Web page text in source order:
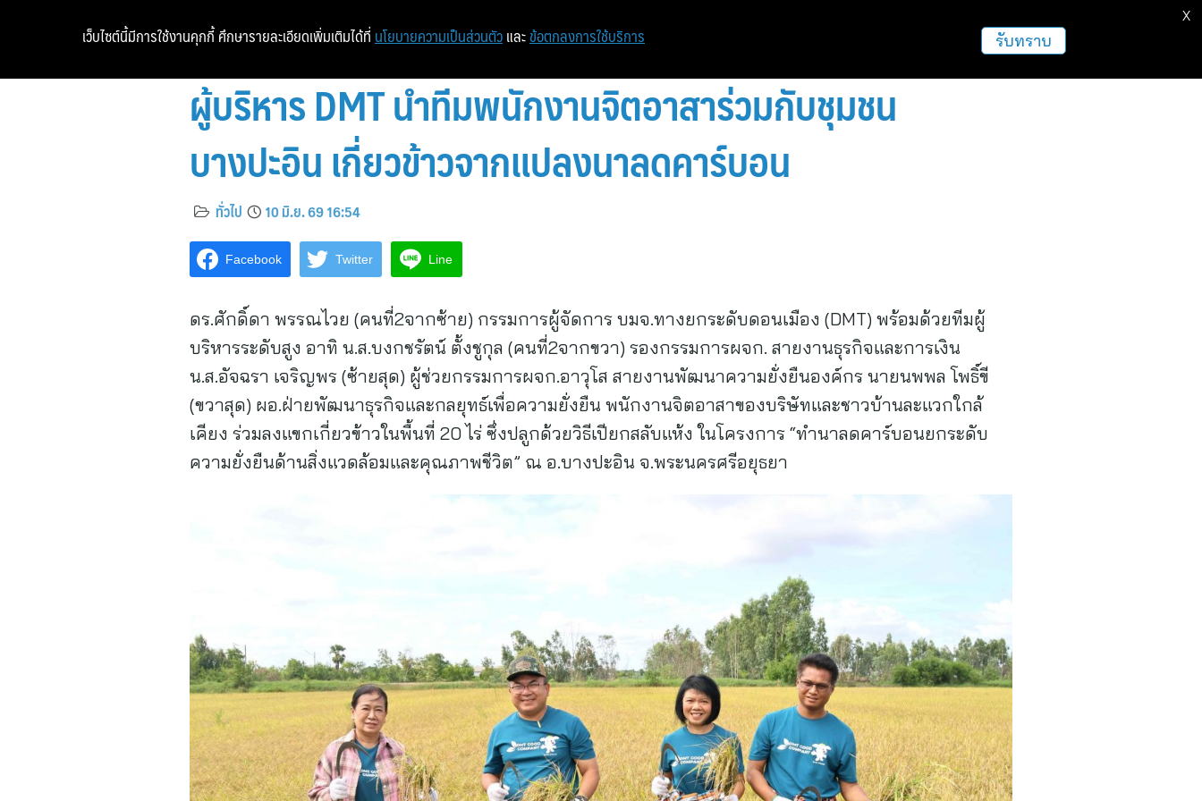
ผู้บริหาร DMT นำทีมพนักงานจิตอาสาร่วมกับชุมชน
บางปะอิน เกี่ยวข้าวจากแปลงนาลดคาร์บอน
ทั่วไป 10 มิ.ย. 69 16:54
Facebook Twitter Line
ดร.ศักดิ์ดา พรรณไวย (คนที่2จากซ้าย) กรรมการผู้จัดการ บมจ.ทางยกระดับดอนเมือง (DMT) พร้อมด้วยทีมผู้
บริหารระดับสูง อาทิ น.ส.บงกชรัตน์ ตั้งชูกุล (คนที่2จากขวา) รองกรรมการผจก. สายงานธุรกิจและการเงิน
น.ส.อัจฉรา เจริญพร (ซ้ายสุด) ผู้ช่วยกรรมการผจก.อาวุโส สายงานพัฒนาความยั่งยืนองค์กร นายนพพล โพธิ์ขี
(ขวาสุด) ผอ.ฝ่ายพัฒนาธุรกิจและกลยุทธ์เพื่อความยั่งยืน พนักงานจิตอาสาของบริษัทและชาวบ้านละแวกใกล้
เคียง ร่วมลงแขกเกี่ยวข้าวในพื้นที่ 20 ไร่ ซึ่งปลูกด้วยวิธีเปียกสลับแห้ง ในโครงการ “ทำนาลดคาร์บอนยกระดับ
ความยั่งยืนด้านสิ่งแวดล้อมและคุณภาพชีวิต” ณ อ.บางปะอิน จ.พระนครศรีอยุธยา
เว็บไซต์นี้มีการใช้งานคุกกี้ ศึกษารายละเอียดเพิ่มเติมได้ที่ นโยบายความเป็นส่วนตัว และ ข้อตกลงการใช้บริการ รับทราบ
X